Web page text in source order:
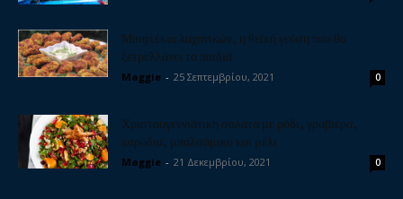
Μπιφτέκια λαχανικών, η θεϊκή γεύση που θα
ξετρελλάνει τα παιδιά
Maggie - 25 Σεπτεμβρίου, 2021 0
Χριστουγεννιάτικη σαλάτα με ρόδι, γραβιέρα,
καρύδια, μπαλσάμικο και μέλι
Maggie - 21 Δεκεμβρίου, 2021 0